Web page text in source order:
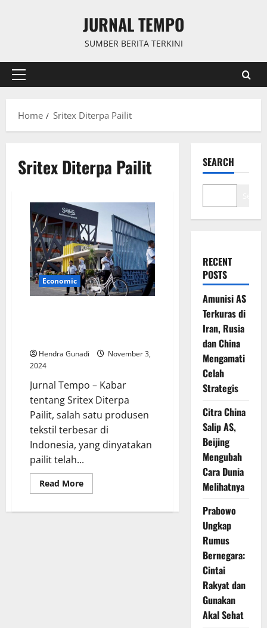
JURNAL TEMPO
SUMBER BERITA TERKINI
Primary
Home
Sritex Diterpa Pailit
Sritex Diterpa Pailit
Economic
Hendra Gunadi
November 3,
2024
Jurnal Tempo – Kabar
tentang Sritex Diterpa
Pailit, salah satu produsen
tekstil terbesar di
Indonesia, yang dinyatakan
pailit telah...
Read MoreRead
more
SEARCH
RECENT
POSTS
Amunisi AS
Terkuras di
Iran, Rusia
dan China
Mengamati
Celah
Strategis
Citra China
Salip AS,
Beijing
Mengubah
Cara Dunia
Melihatnya
Prabowo
Ungkap
Rumus
Bernegara:
Cintai
Rakyat dan
Gunakan
Akal Sehat